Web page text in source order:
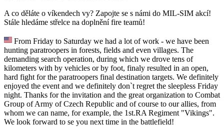
A co děláte o víkendech vy? Zapojte se s námi do MIL-SIM akcí!
Stále hledáme střelce na doplnění fire teamů!
From Friday to Saturday we had a lot of work - we have been
hunting paratroopers in forests, fields and even villages. The
demanding search operation, during which we drove tens of
kilometers with by vehicles or by foot, finaly resulted in an open,
hard fight for the paratroopers final destination targets. We definitely
enjoyed the event and we definitely don`t regret the sleepless Friday
night. Thanks for the invitation and the great organization to Combat
Group of Army of Czech Republic and of course to our allies, from
whom we can name, for example, the 1st.RA Regiment "Vikings".
We look forward to se you next time in the battlefield!